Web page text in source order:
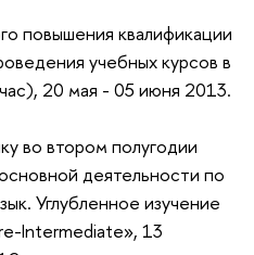
повышения квалификации
учебных курсов в
20 мая - 05 июня 2013.
во втором полугодии
деятельности по
Углубленное изучение
Intermediate», 13